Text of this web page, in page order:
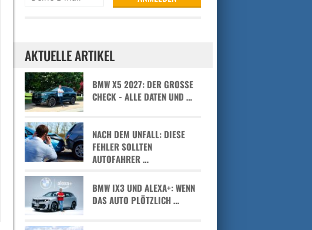
AKTUELLE ARTIKEL
BMW X5 2027: DER GROSSE C
HECK - ALLE DATEN UND …
NACH DEM UNFALL: DIESE
FEHLER SOLLTEN
AUTOFAHRER …
BMW IX3 UND ALEXA+: WENN
DAS AUTO PLÖTZLICH …